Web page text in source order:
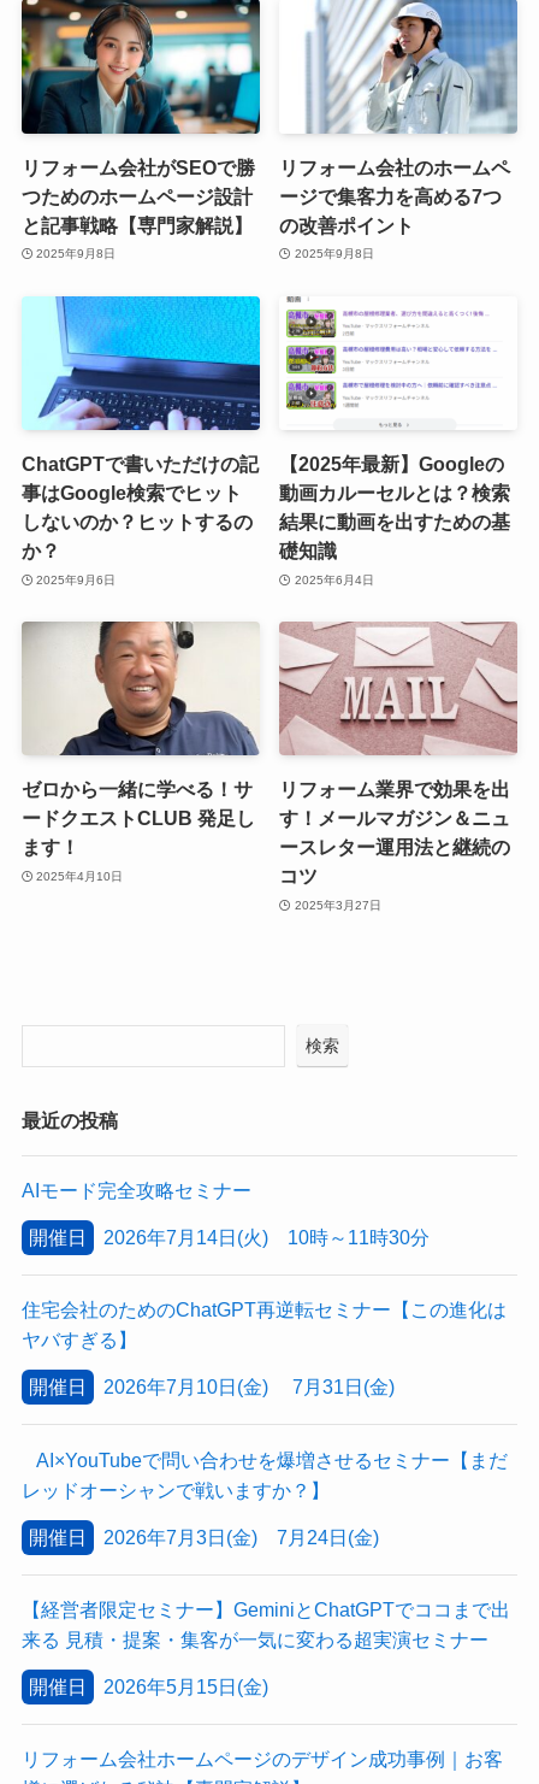
リフォーム会社がSEOで勝
つためのホームページ設計
と記事戦略【専門家解説】
2025年9月8日
リフォーム会社のホームペ
ージで集客力を高める7つ
の改善ポイント
2025年9月8日
ChatGPTで書いただけの記
事はGoogle検索でヒット
しないのか？ヒットするの
か？
2025年9月6日
【2025年最新】Googleの
動画カルーセルとは？検索
結果に動画を出すための基
礎知識
2025年6月4日
ゼロから一緒に学べる！サ
ードクエストCLUB 発足し
ます！
2025年4月10日
リフォーム業界で効果を出
す！メールマガジン＆ニュ
ースレター運用法と継続の
コツ
2025年3月27日
検索
最近の投稿
AIモード完全攻略セミナー
開催日 2026年7月14日(火) 10時～11時30分
住宅会社のためのChatGPT再逆転セミナー【この進化は
ヤバすぎる】
開催日 2026年7月10日(金) 7月31日(金)
AI×YouTubeで問い合わせを爆増させるセミナー【まだ
レッドオーシャンで戦いますか？】
開催日 2026年7月3日(金) 7月24日(金)
【経営者限定セミナー】GeminiとChatGPTでココまで出
来る 見積・提案・集客が一気に変わる超実演セミナー
開催日 2026年5月15日(金)
リフォーム会社ホームページのデザイン成功事例｜お客